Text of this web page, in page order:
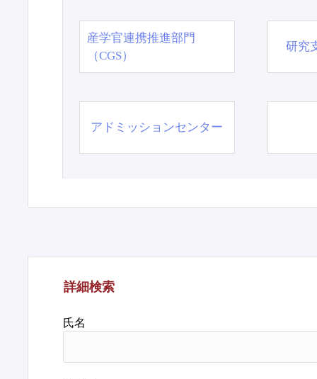
産学官連携推進部門
（CGS）
研究
アドミッションセンター
詳細検索
氏名